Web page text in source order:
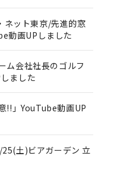
ネット東京/先進的窓
動画UPしました
ム会社社長のゴルフ
ました
!!」YouTube動画UP
土)ビアガーデン 立